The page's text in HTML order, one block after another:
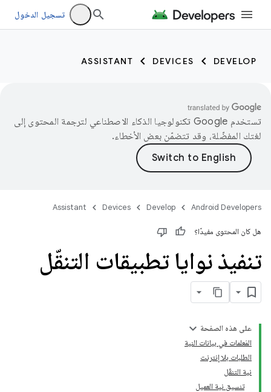
تسجيل الدخول
DEVELOP
DEVICES
ASSISTANT
تستخدم Google تكنولوجيا الذكاء الاصطناعي لترجمة المحتوى إلى
لغتك المفضّلة، وقد تتضمّن بعض الأخطاء.
Android Developers
Develop
Devices
Assistant
هل كان المحتوى مفيدًا؟
تنفيذ نوايا تطبيقات التنقّل
على هذه الصفحة
المَعلمات في بيانات النية
الطلبات بلا إنترنت
نية التنقّل
تنسيق نية العميل